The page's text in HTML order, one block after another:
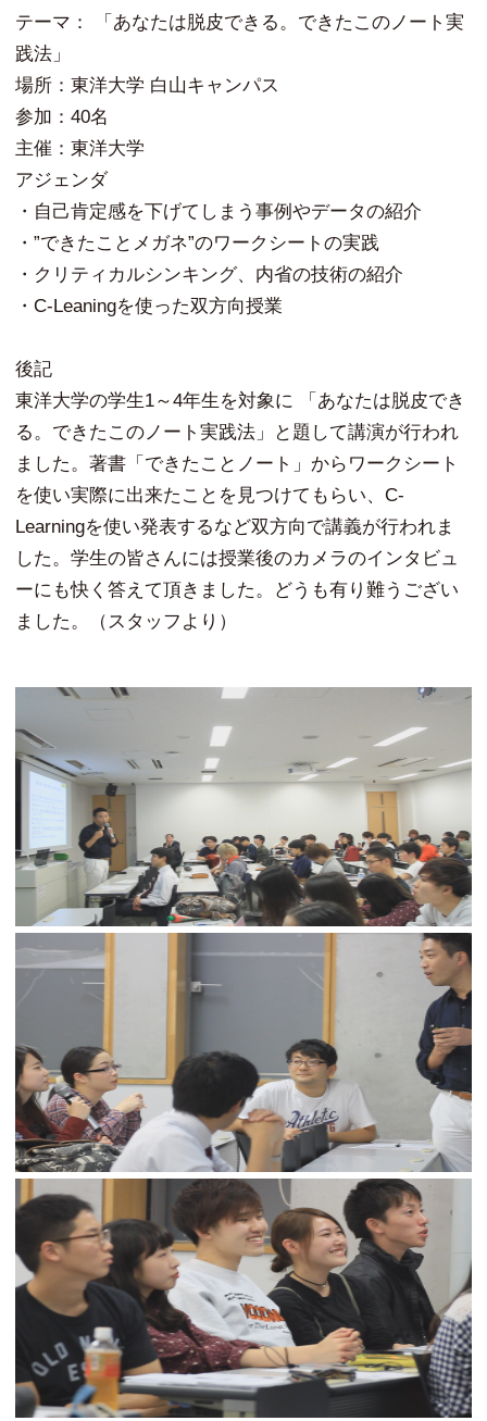
テーマ： 「あなたは脱皮できる。できたこのノート実
践法」
場所：東洋大学 白山キャンパス
参加：40名
主催：東洋大学
アジェンダ
・自己肯定感を下げてしまう事例やデータの紹介
・”できたことメガネ”のワークシートの実践
・クリティカルシンキング、内省の技術の紹介
・C-Leaningを使った双方向授業
後記
東洋大学の学生1～4年生を対象に 「あなたは脱皮でき
る。できたこのノート実践法」と題して講演が行われ
ました。著書「できたことノート」からワークシート
を使い実際に出来たことを見つけてもらい、C-
Learningを使い発表するなど双方向で講義が行われま
した。学生の皆さんには授業後のカメラのインタビュ
ーにも快く答えて頂きました。どうも有り難うござい
ました。（スタッフより）